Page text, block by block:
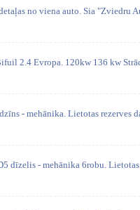
no viena auto. Sia "Zviedru
2.4 Evropa. 120kw 136 kw
- mehānika. Lietotas rezerves
dīzelis - mehānika 6robu. Lietotas